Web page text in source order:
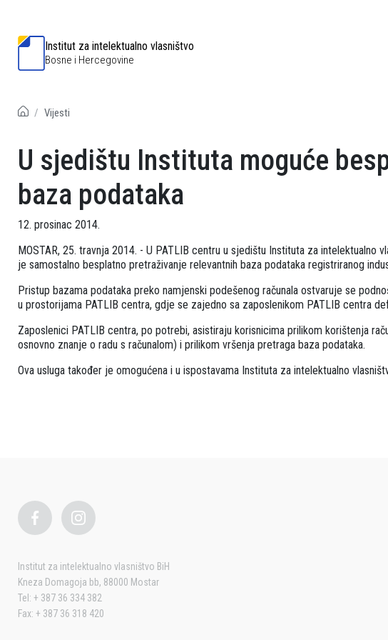
Institut za intelektualno vlasništvo
Bosne i Hercegovine
Vijesti
U sjedištu Instituta moguće
baza podataka
12. prosinac 2014.
MOSTAR, 25. travnja 2014. - U PATLIB centru u sjedištu Instituta za intelektualno
je samostalno besplatno pretraživanje relevantnih baza podataka registriranog
Pristup bazama podataka preko namjenski podešenog računala ostvaruje se
u prostorijama PATLIB centra, gdje se zajedno sa zaposlenikom PATLIB centra
Zaposlenici PATLIB centra, po potrebi, asistiraju korisnicima prilikom korištenja
osnovno znanje o radu s računalom) i prilikom vršenja pretraga baza podataka.
Ova usluga također je omogućena i u ispostavama Instituta za intelektualno
Institut za intelektualno vlasništvo BiH
Kneza Domagoja bb, 88000 Mostar
Tel: + 387 36 334 382
Fax: + 387 36 318 420